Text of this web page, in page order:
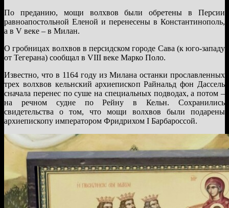
По преданию, мощи волхвов были обретены в Персии
равноапостольной Еленой и перенесены в Константинополь,
а в V веке – в Милан.
О гробницах волхвов в персидском городе Сава (к юго-западу
от Тегерана) сообщал в VIII веке Марко Поло.
Известно, что в 1164 году из Милана останки прославленных
трех волхвов кельнский архиепископ Райнальд фон Дассель
сначала перенес по суше на специальных подводах, а потом –
на речном судне по Рейну в Кельн. Сохранились
свидетельства о том, что мощи волхвов были подарены
архиепископу императором Фридрихом I Барбароссой.